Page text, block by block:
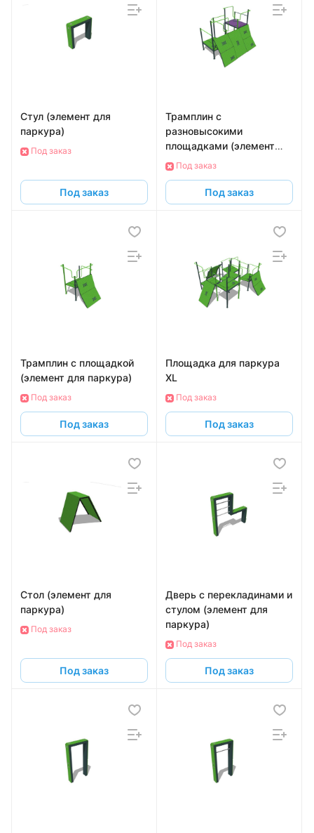
Стул (элемент для
паркура)
Под заказ
Под заказ
Трамплин с
разновысокими
площадками (элемент
для паркура)
Под заказ
Под заказ
Трамплин с площадкой
(элемент для паркура)
Под заказ
Под заказ
Площадка для паркура
XL
Под заказ
Под заказ
Стол (элемент для
паркура)
Под заказ
Под заказ
Дверь с перекладинами и
стулом (элемент для
паркура)
Под заказ
Под заказ